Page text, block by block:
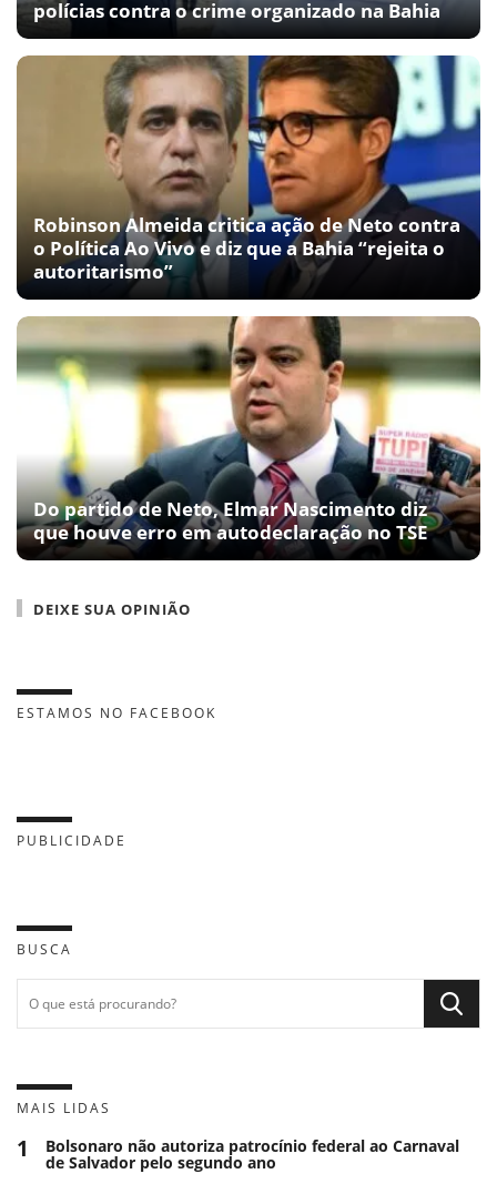
polícias contra o crime organizado na Bahia
Robinson Almeida critica ação de Neto contra
o Política Ao Vivo e diz que a Bahia “rejeita o
autoritarismo”
Do partido de Neto, Elmar Nascimento diz
que houve erro em autodeclaração no TSE
DEIXE SUA OPINIÃO
ESTAMOS NO FACEBOOK
PUBLICIDADE
BUSCA
MAIS LIDAS
1 Bolsonaro não autoriza patrocínio federal ao Carnaval
de Salvador pelo segundo ano